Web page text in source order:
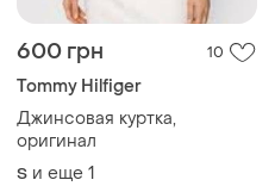
600 грн 10
Tommy Hilfiger
Джинсовая куртка,
оригинал
S и еще 1